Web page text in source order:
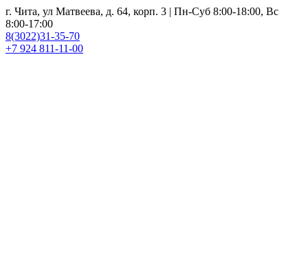
г. Чита, ул Матвеева, д. 64, корп. 3 | Пн-Суб 8:00-18:00, Вс
8:00-17:00
8(3022)31-35-70
+7 924 811-11-00